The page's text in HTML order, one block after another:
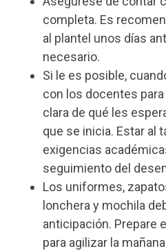
completa. Es
al plantel unos días
necesario.
Si le es posible,
con los docentes
clara de qué les
que se inicia. Estar al
exigencias
seguimiento del
Los uniformes,
lonchera y mochila
anticipación. Prepare
para agilizar la